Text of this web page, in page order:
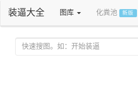
装逼大全 图库 化粪池 新版